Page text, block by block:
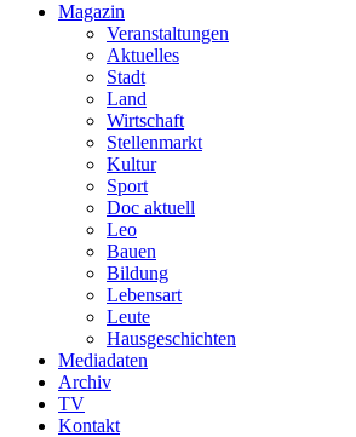
Magazin
Veranstaltungen
Aktuelles
Stadt
Land
Wirtschaft
Stellenmarkt
Kultur
Sport
Doc aktuell
Leo
Bauen
Bildung
Lebensart
Leute
Hausgeschichten
Mediadaten
Archiv
TV
Kontakt